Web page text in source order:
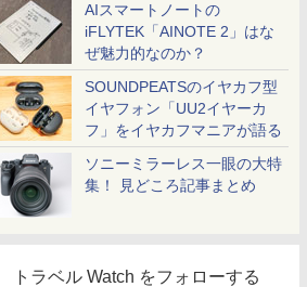
AIスマートノートの
iFLYTEK「AINOTE 2」はな
ぜ魅力的なのか？
SOUNDPEATSのイヤカフ型
イヤフォン「UU2イヤーカ
フ」をイヤカフマニアが語る
ソニーミラーレス一眼の大特
集！ 見どころ記事まとめ
トラベル Watch をフォローする